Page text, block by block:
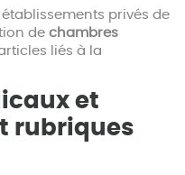
privés de
de chambres
liés à la
et
rubriques